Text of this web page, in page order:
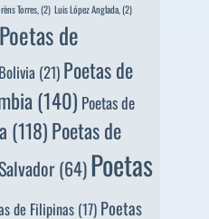
Torres, (2) Luis López Anglada, (2)
Poetas de
(21) Poetas de
(140) Poetas de
(118)Poetas de
(64)Poetas
de Filipinas (17) Poetas